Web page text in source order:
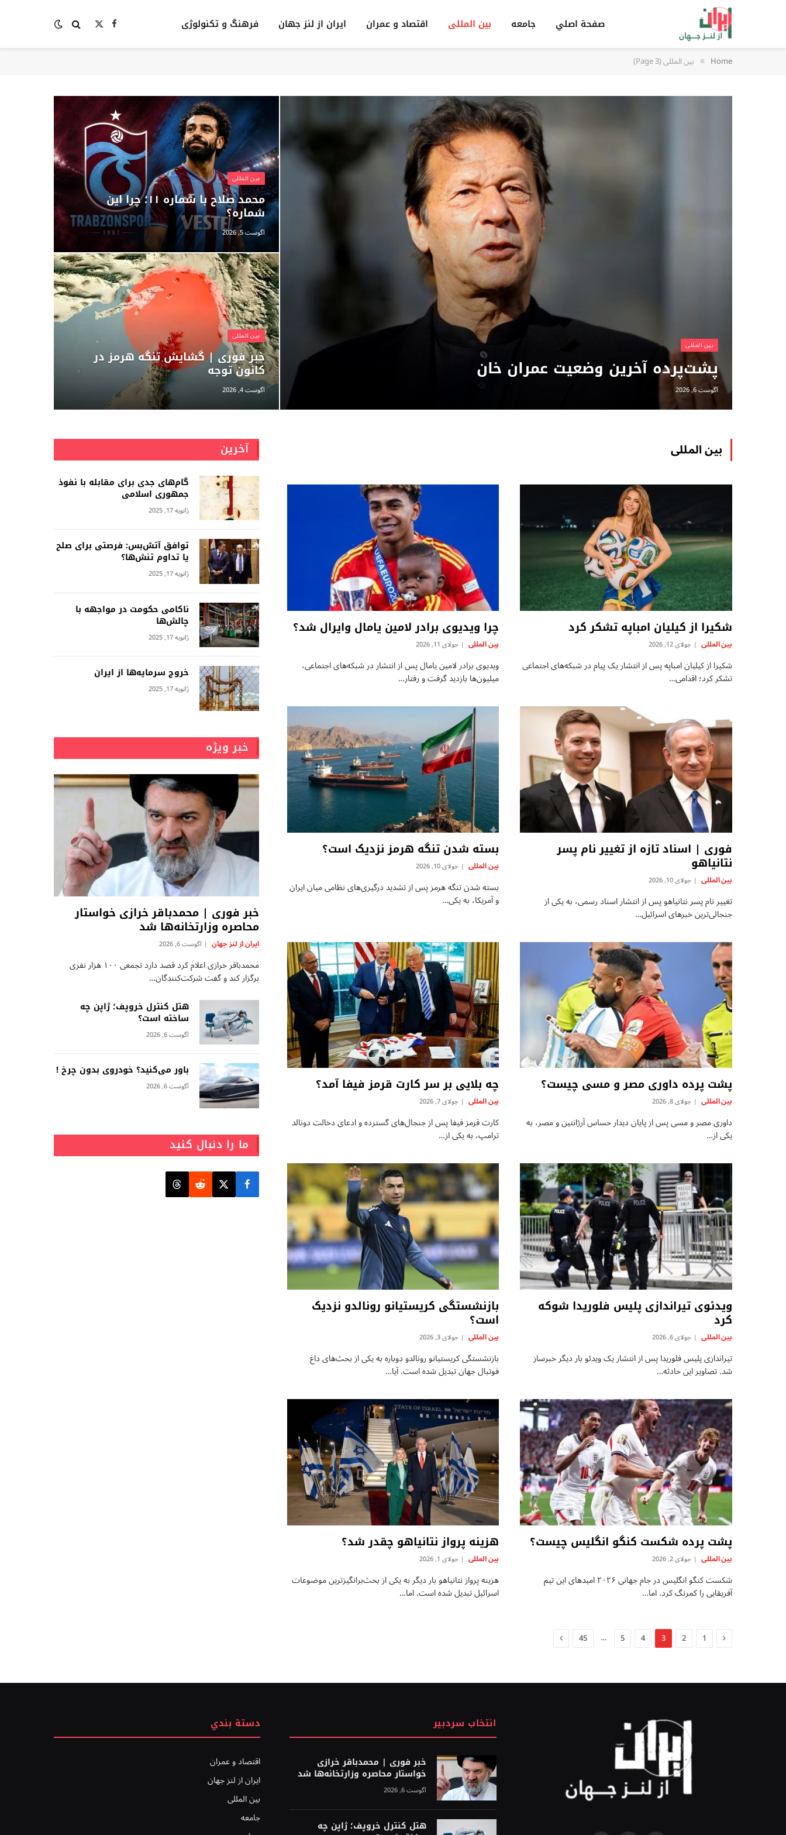
صفحة اصلي جامعه بين المللى اقتصاد و عمران ایران از لنز جهان فرهنگ و تکنولوژی Facebook
X
Home
» بين المللى (Page 3)
بين المللى
پشت‌پرده آخرین وضعیت عمران خان
آگوست 6, 2026
بين المللى
محمد صلاح با شماره ۱۱؛ چرا این
شماره؟
آگوست 5, 2026
بين المللى
خبر فوری | گشایش تنگه هرمز در
کانون توجه
آگوست 4, 2026
بين المللى
شکیرا از کیلیان امباپه تشکر کرد
بين المللى جولای 12, 2026
شکیرا از کیلیان امباپه پس از انتشار یک پیام در شبکه‌های اجتماعی
تشکر کرد؛ اقدامی…
چرا ویدیوی برادر لامین یامال وایرال شد؟
بين المللى جولای 11, 2026
ویدیوی برادر لامین یامال پس از انتشار در شبکه‌های اجتماعی،
میلیون‌ها بازدید گرفت و رفتار…
فوری | اسناد تازه از تغییر نام پسر
نتانیاهو
بين المللى جولای 10, 2026
تغییر نام پسر نتانیاهو پس از انتشار اسناد رسمی، به یکی از
جنجالی‌ترین خبرهای اسرائیل…
بسته شدن تنگه هرمز نزدیک است؟
بين المللى جولای 10, 2026
بسته شدن تنگه هرمز پس از تشدید درگیری‌های نظامی میان ایران
و آمریکا، به یکی…
پشت پرده داوری مصر و مسی چیست؟
بين المللى جولای 8, 2026
داوری مصر و مسی پس از پایان دیدار حساس آرژانتین و مصر، به
یکی از…
چه بلایی بر سر کارت قرمز فیفا آمد؟
بين المللى جولای 7, 2026
کارت قرمز فیفا پس از جنجال‌های گسترده و ادعای دخالت دونالد
ترامپ، به یکی از…
ویدئوی تیراندازی پلیس فلوریدا شوکه
کرد
بين المللى جولای 6, 2026
تیراندازی پلیس فلوریدا پس از انتشار یک ویدئو بار دیگر خبرساز
شد. تصاویر این حادثه…
بازنشستگی کریستیانو رونالدو نزدیک
است؟
بين المللى جولای 3, 2026
بازنشستگی کریستیانو رونالدو دوباره به یکی از بحث‌های داغ
فوتبال جهان تبدیل شده است. آیا…
پشت پرده شکست کنگو انگلیس چیست؟
بين المللى جولای 2, 2026
شکست کنگو انگلیس در جام جهانی ۲۰۲۶ امیدهای این تیم
آفریقایی را کمرنگ کرد. اما…
هزینه پرواز نتانیاهو چقدر شد؟
بين المللى جولای 1, 2026
هزینه پرواز نتانیاهو بار دیگر به یکی از بحث‌برانگیزترین موضوعات
اسرائیل تبدیل شده است. اما…
Previous
1
2
3
4
5
…
45
Next
آخرین
گام‌های جدی برای مقابله با نفوذ
جمهوری اسلامى
ژانویه 17, 2025
توافق آتش‌بس: فرصتی برای صلح
یا تداوم تنش‌ها؟
ژانویه 17, 2025
ناکامی حکومت در مواجهه با
چالش‌ها
ژانویه 17, 2025
خروج سرمایه‌ها از ایران
ژانویه 17, 2025
خبر ویژه
خبر فوری | محمدباقر خرازی خواستار
محاصره وزارتخانه‌ها شد
ایران از لنز جهان آگوست 6, 2026
محمدباقر خرازی اعلام کرد قصد دارد تجمعی ۱۰۰ هزار نفری
برگزار کند و گفت شرکت‌کنندگان…
هتل کنترل خروپف؛ ژاپن چه
ساخته است؟
آگوست 6, 2026
باور می‌کنید؟ خودروی بدون چرخ !
آگوست 6, 2026
ما را دنبال کنید
انتخاب سردبیر
خبر فوری | محمدباقر خرازی
خواستار محاصره وزارتخانه‌ها شد
آگوست 6, 2026
هتل کنترل خروپف؛ ژاپن چه
دستة بندي
اقتصاد و عمران
ایران از لنز جهان
بين المللى
جامعه